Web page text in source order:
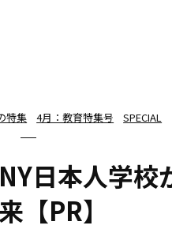
特集 4月：教育特集号 SPECIAL
日本人学校
【PR】